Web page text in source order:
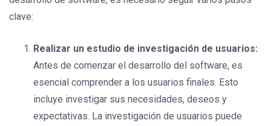
clave:
Realizar un estudio de investigación de usuarios:
Antes de comenzar el desarrollo del software, es
esencial comprender a los usuarios finales. Esto
incluye investigar sus necesidades, deseos y
expectativas. La investigación de usuarios puede